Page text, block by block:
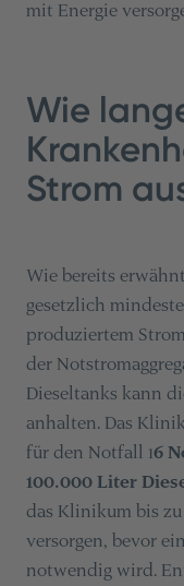
mit Energie
Wie
Strom
Wie bereits
gesetzlich
produziertem
der
Dieseltanks kann
anhalten. Das
für den Notfall 16
100.000 Liter
das Klinikum bis
versorgen, bevor
notwendig wird.